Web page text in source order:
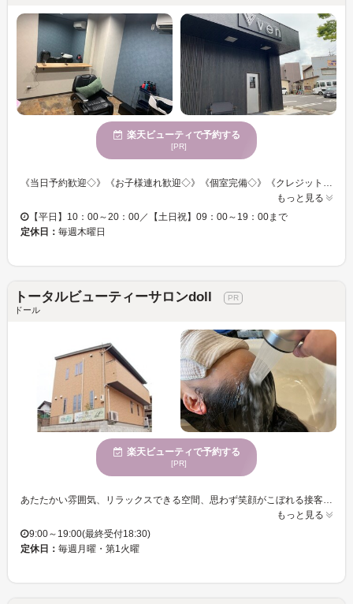
楽天ビューティで予約する
[PR]
《当日予約歓迎◇》《お子様連れ歓迎◇》《個室完備◇》《クレジットカード可◇》 高級感のあるオシャレな店内で上質な癒し体験を・・・♪ 厳選された質の高い薬剤を使用して、理想のヘアスタイルをご提案いたします！！ 周りを気にせずにゆったりとおくつろぎください☆彡 「カット＆カラー」メニューがオススメ◎印象をチェンジしたい方へ！ あなたのライフスタイルに合わせたピッタリの色味に！ ダメージレスな施術を心がけています◎ ツヤ感×手触り×色モチが叶うカラーを体験してみませんか？
もっと見る
【平日】10：00～20：00／【土日祝】09：00～19：00まで
定休日： 毎週木曜日
トータルビューティーサロンdoll
ドール
楽天ビューティで予約する
[PR]
もっと見る
9:00～19:00(最終受付18:30)
定休日： 毎週月曜・第1火曜